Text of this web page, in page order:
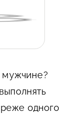
мужчине?
одного